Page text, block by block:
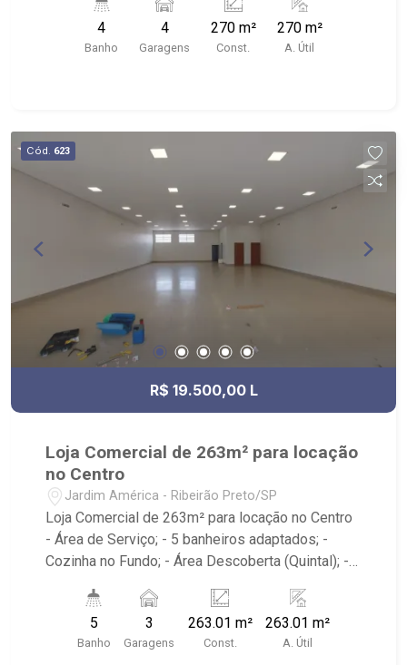
próximo a parque, shoppings, comércios em
geral, etc.
4
Banho
4
Garagens
270 m²
Const.
270 m²
A. Útil
Cód. 623
R$ 19.500,00 L
Loja Comercial de 263m² para locação
no Centro
Jardim América - Ribeirão Preto/SP
Loja Comercial de 263m² para locação no Centro
- Área de Serviço; - 5 banheiros adaptados; -
Cozinha no Fundo; - Área Descoberta (Quintal); -
- Próximo ao Hospital São Lucas e Churrascaria
Nativas Grill.
5
Banho
3
Garagens
263.01 m²
Const.
263.01 m²
A. Útil